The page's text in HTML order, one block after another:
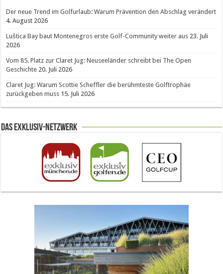
Der neue Trend im Golfurlaub: Warum Prävention den Abschlag verändert
4. August 2026
Luštica Bay baut Montenegros erste Golf-Community weiter aus 23. Juli
2026
Vom 85. Platz zur Claret Jug: Neuseeländer schreibt bei The Open
Geschichte 20. Juli 2026
Claret Jug: Warum Scottie Scheffler die berühmteste Golftrophäe
zurückgeben muss 15. Juli 2026
Das Exklusiv-Netzwerk